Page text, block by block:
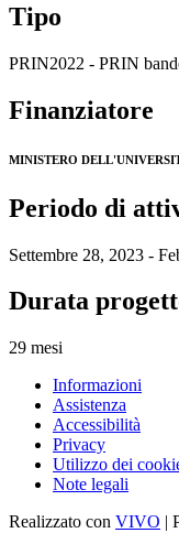
Tipo
PRIN2022 - PRIN
Finanziatore
MINISTERO
Periodo di
Settembre 28, 2023 -
Durata
29 mesi
Informazioni
Assistenza
Accessibilità
Privacy
Utilizzo dei
Note legali
Realizzato con VIVO |